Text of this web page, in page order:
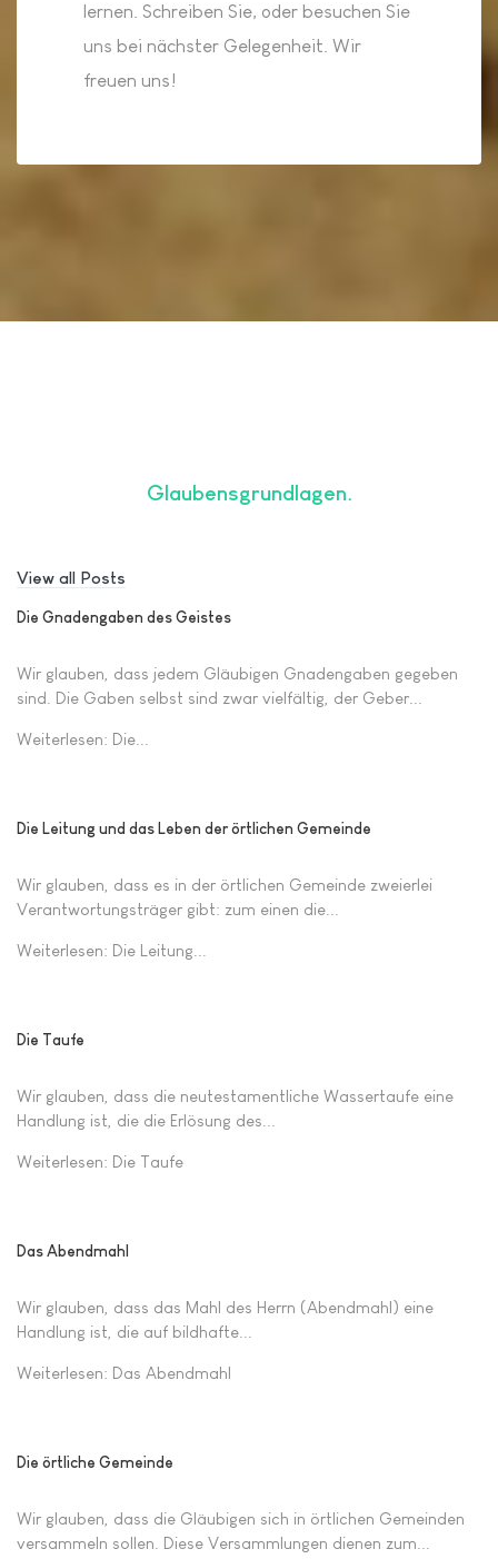
lernen. Schreiben Sie, oder besuchen Sie
uns bei nächster Gelegenheit. Wir
freuen uns!
Glaubensgrundlagen
View all Posts
Die Gnadengaben des Geistes
Wir glauben, dass jedem Gläubigen Gnadengaben gegeben
sind. Die Gaben selbst sind zwar vielfältig, der Geber...
Weiterlesen: Die...
Die Leitung und das Leben der örtlichen Gemeinde
Wir glauben, dass es in der örtlichen Gemeinde zweierlei
Verantwortungsträger gibt: zum einen die...
Weiterlesen: Die Leitung...
Die Taufe
Wir glauben, dass die neutestamentliche Wassertaufe eine
Handlung ist, die die Erlösung des...
Weiterlesen: Die Taufe
Das Abendmahl
Wir glauben, dass das Mahl des Herrn (Abendmahl) eine
Handlung ist, die auf bildhafte...
Weiterlesen: Das Abendmahl
Die örtliche Gemeinde
Wir glauben, dass die Gläubigen sich in örtlichen Gemeinden
versammeln sollen. Diese Versammlungen dienen zum...